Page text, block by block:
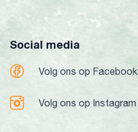
Social media
Volg ons op Facebook
Volg ons op Instagram